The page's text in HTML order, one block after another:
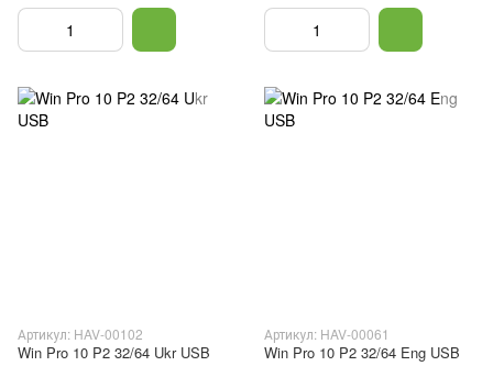
Артикул: HAV-00102
Win Pro 10 P2 32/64 Ukr USB
Артикул: HAV-00061
Win Pro 10 P2 32/64 Eng USB